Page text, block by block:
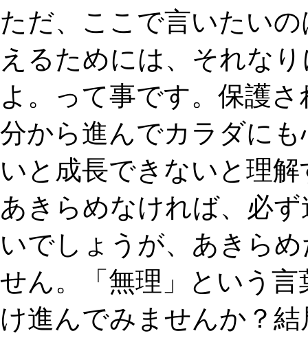
ただ、ここで言いたい
えるためには、それな
よ。って事です。保護
分から進んでカラダに
いと成長できないと理
あきらめなければ、必
いでしょうが、あきら
せん。「無理」という
け進んでみませんか？